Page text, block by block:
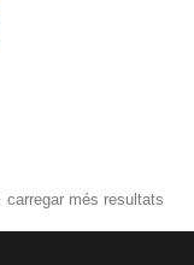
carregar més resultats